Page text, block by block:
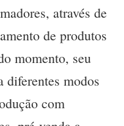
através de
de produtos
momento, seu
modos
com